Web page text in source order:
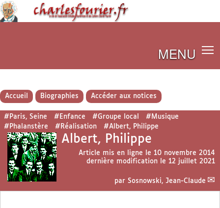
MENU
Accueil Biographies Accéder aux notices
#Paris, Seine #Enfance #Groupe local
#Musique
#Phalanstère
#Réalisation #Albert, Philippe
Albert, Philippe
Article mis en ligne le 10 novembre 2014
dernière modification le 12 juillet 2021
par Sosnowski, Jean-Claude